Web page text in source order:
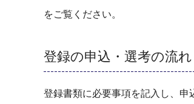
をご覧ください。
登録の申込・選考の流れ
登録書類に必要事項を記入し、申